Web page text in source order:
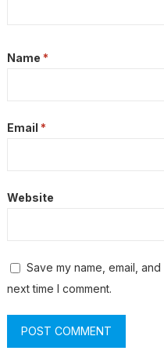
Name *
Email *
Website
Save my name, email,
next time I comment.